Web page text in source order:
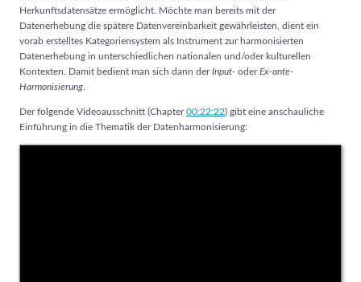
Herkunftsdatensätze ermöglicht. Möchte man bereits mit der
Datenerhebung die spätere Datenvereinbarkeit gewährleisten, dient ein
vorab erstelltes Kategoriensystem als Instrument zur harmonisierten
Datenerhebung in unterschiedlichen nationalen und/oder kulturellen
Kontexten. Damit bedient man sich dann derInput- oderEx-ante-
Harmonisierung
Der folgende Videoausschnitt (Chapter00:22:22) gibt eine anschauliche
Einführung in die Thematik der Datenharmonisierung: